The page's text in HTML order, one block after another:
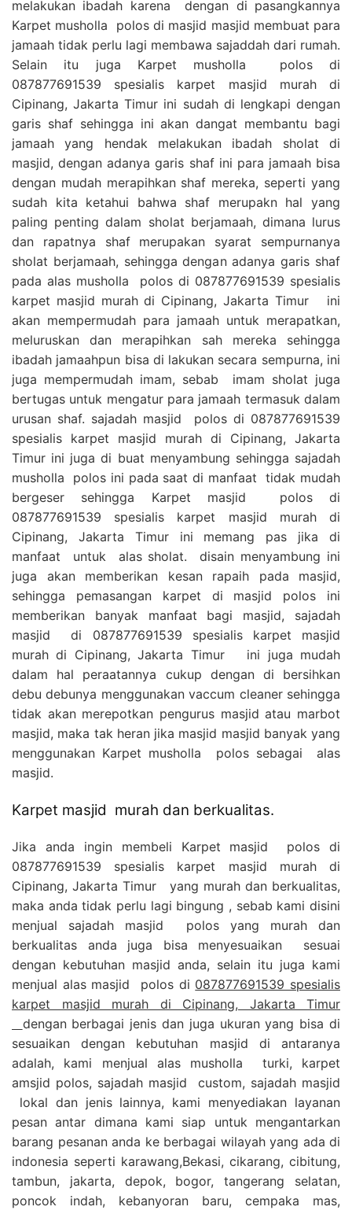
melakukan ibadah karena dengan di pasangkannya
Karpet musholla polos di masjid masjid membuat para
jamaah tidak perlu lagi membawa sajaddah dari rumah.
Selain itu juga Karpet musholla polos di
087877691539 spesialis karpet masjid murah di
Cipinang, Jakarta Timur ini sudah di lengkapi dengan
garis shaf sehingga ini akan dangat membantu bagi
jamaah yang hendak melakukan ibadah sholat di
masjid, dengan adanya garis shaf ini para jamaah bisa
dengan mudah merapihkan shaf mereka, seperti yang
sudah kita ketahui bahwa shaf merupakn hal yang
paling penting dalam sholat berjamaah, dimana lurus
dan rapatnya shaf merupakan syarat sempurnanya
sholat berjamaah, sehingga dengan adanya garis shaf
pada alas musholla polos di 087877691539 spesialis
karpet masjid murah di Cipinang, Jakarta Timur ini
akan mempermudah para jamaah untuk merapatkan,
meluruskan dan merapihkan sah mereka sehingga
ibadah jamaahpun bisa di lakukan secara sempurna, ini
juga mempermudah imam, sebab imam sholat juga
bertugas untuk mengatur para jamaah termasuk dalam
urusan shaf. sajadah masjid polos di 087877691539
spesialis karpet masjid murah di Cipinang, Jakarta
Timur ini juga di buat menyambung sehingga sajadah
musholla polos ini pada saat di manfaat tidak mudah
bergeser sehingga Karpet masjid polos di
087877691539 spesialis karpet masjid murah di
Cipinang, Jakarta Timur ini memang pas jika di
manfaat untuk alas sholat. disain menyambung ini
juga akan memberikan kesan rapaih pada masjid,
sehingga pemasangan karpet di masjid polos ini
memberikan banyak manfaat bagi masjid, sajadah
masjid di 087877691539 spesialis karpet masjid
murah di Cipinang, Jakarta Timur ini juga mudah
dalam hal peraatannya cukup dengan di bersihkan
debu debunya menggunakan vaccum cleaner sehingga
tidak akan merepotkan pengurus masjid atau marbot
masjid, maka tak heran jika masjid masjid banyak yang
menggunakan Karpet musholla polos sebagai alas
masjid.
Karpet masjid murah dan berkualitas.
Jika anda ingin membeli Karpet masjid polos di
087877691539 spesialis karpet masjid murah di
Cipinang, Jakarta Timur yang murah dan berkualitas,
maka anda tidak perlu lagi bingung , sebab kami disini
menjual sajadah masjid polos yang murah dan
berkualitas anda juga bisa menyesuaikan sesuai
dengan kebutuhan masjid anda, selain itu juga kami
menjual alas masjid polos di 087877691539 spesialis
karpet masjid murah di Cipinang, Jakarta Timur
dengan berbagai jenis dan juga ukuran yang bisa di
sesuaikan dengan kebutuhan masjid di antaranya
adalah, kami menjual alas musholla turki, karpet
amsjid polos, sajadah masjid custom, sajadah masjid
lokal dan jenis lainnya, kami menyediakan layanan
pesan antar dimana kami siap untuk mengantarkan
barang pesanan anda ke berbagai wilayah yang ada di
indonesia seperti karawang,Bekasi, cikarang, cibitung,
tambun, jakarta, depok, bogor, tangerang selatan,
poncok indah, kebanyoran baru, cempaka mas,